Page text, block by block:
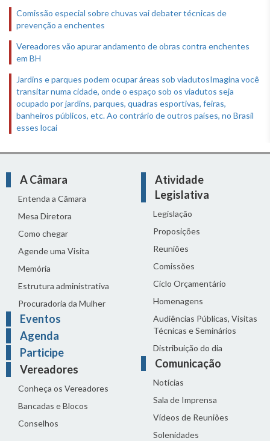
Comissão especial sobre chuvas vai debater técnicas de
prevenção a enchentes
Vereadores vão apurar andamento de obras contra enchentes
em BH
Jardins e parques podem ocupar áreas sob viadutosImagina você
transitar numa cidade, onde o espaço sob os viadutos seja
ocupado por jardins, parques, quadras esportivas, feiras,
banheiros públicos, etc. Ao contrário de outros países, no Brasil
esses locai
A Câmara
Entenda a Câmara
Mesa Diretora
Como chegar
Agende uma Visita
Memória
Estrutura administrativa
Procuradoria da Mulher
Eventos
Agenda
Participe
Vereadores
Conheça os Vereadores
Bancadas e Blocos
Conselhos
Atividade
Legislativa
Legislação
Proposições
Reuniões
Comissões
Ciclo Orçamentário
Homenagens
Audiências Públicas, Visitas
Técnicas e Seminários
Distribuição do dia
Comunicação
Notícias
Sala de Imprensa
Vídeos de Reuniões
Solenidades